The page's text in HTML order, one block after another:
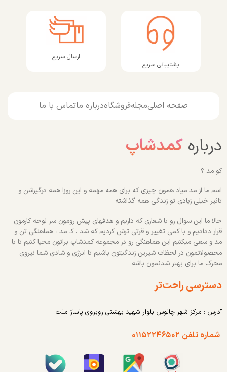
پشتیبانی سریع
ارسال سریع
صفحه اصلیمجلهفروشگاهدرباره ماتماس با ما
درباره کمدشاپ
کو مد ؟
اسم ما از مد میاد همون چیزی که برای همه مهمه و این روزا همه درگیرشن و
تاثیر خیلی زیادی تو زندگی همه گذاشته
حالا ما این سوال رو با شعاری که داریم و هدفهای پیش رومون سر لوحه کارمون
قرار ددادیم و با کمی تغییر و قرتی ترش کردیم که شد ، کـ مد ، هماهنگی تن و
مد و سعی میکنیم این هماهنگی رو در مجموعه کمدشاپ براتون محیا کنیم تا با
محصولاتمون در لحظات شیرین زندگیتون باشیم تا انرژی و شادی شما نیروی
محرک ما برای بهتر شدنمون باشه
دسترسی راحت‌تر
آدرس : مرکز شهر چالوس بلوار شهید بهشتی روبروی پاساژ ملت
شماره تلفن ۰۱۱۵۲۲۴۶۵۰۲